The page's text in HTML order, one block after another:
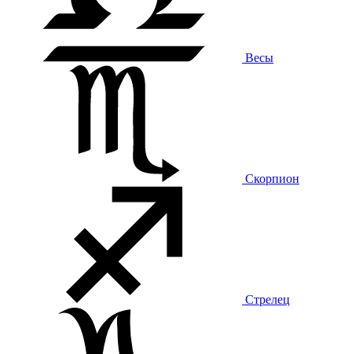
Весы
Скорпион
Стрелец